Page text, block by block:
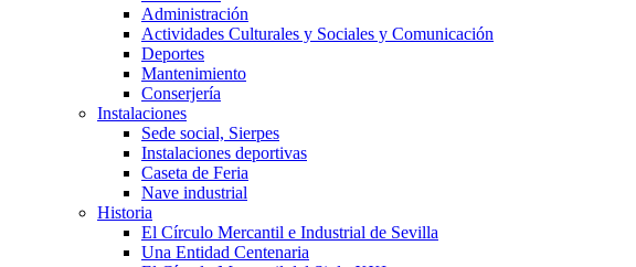
Administración
Actividades Culturales y Sociales y Comunicación
Deportes
Mantenimiento
Conserjería
Instalaciones
Sede social, Sierpes
Instalaciones deportivas
Caseta de Feria
Nave industrial
Historia
El Círculo Mercantil e Industrial de Sevilla
Una Entidad Centenaria